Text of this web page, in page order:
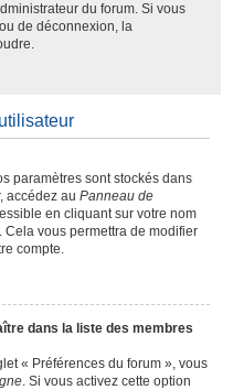
du forum. Si vous
de déconnexion, la
paramètres sont stockés dans
accédez au Panneau de
en cliquant sur votre nom
Cela vous permettra de modifier
compte.
dans la liste des membres
« Préférences du forum », vous
. Si vous activez cette option